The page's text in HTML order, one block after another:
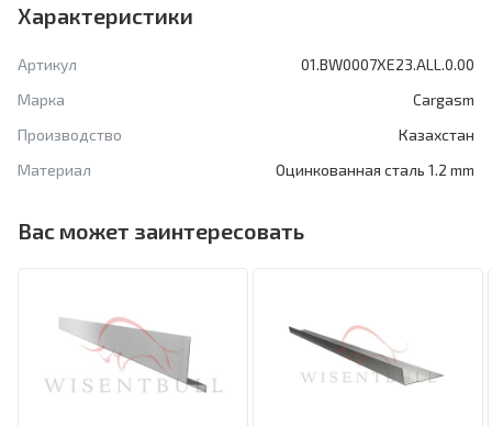
Характеристики
Артикул
01.BW0007XE23.ALL.0.00
Марка
Cargasm
Производство
Казахстан
Материал
Оцинкованная сталь 1.2 mm
Вас может заинтересовать